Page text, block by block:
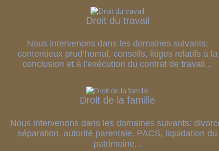
Droit du travail
Nous intervenons dans les domaines suivants:
contentieux prud’homal, conseils, litiges relatifs à la
conclusion et à l’exécution du contrat de travail...
Droit de la famille
Nous intervenons dans les domaines suivants:
séparation, autorité parentale, PACS, liquidation du
patrimoine...